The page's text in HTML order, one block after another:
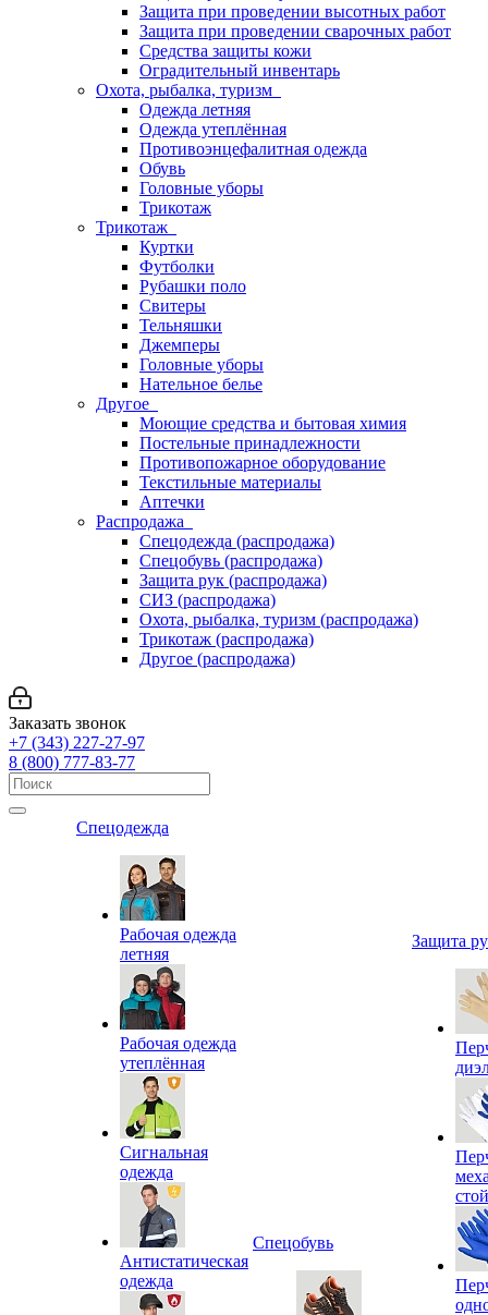
Защита при проведении высотных работ
Защита при проведении сварочных работ
Средства защиты кожи
Оградительный инвентарь
Охота, рыбалка, туризм
Одежда летняя
Одежда утеплённая
Противоэнцефалитная одежда
Обувь
Головные уборы
Трикотаж
Трикотаж
Куртки
Футболки
Рубашки поло
Свитеры
Тельняшки
Джемперы
Головные уборы
Нательное белье
Другое
Моющие средства и бытовая химия
Постельные принадлежности
Противопожарное оборудование
Текстильные материалы
Аптечки
Распродажа
Спецодежда (распродажа)
Спецобувь (распродажа)
Защита рук (распродажа)
СИЗ (распродажа)
Охота, рыбалка, туризм (распродажа)
Трикотаж (распродажа)
Другое (распродажа)
Заказать звонок
+7 (343) 227-27-97
8 (800) 777-83-77
Спецодежда
Рабочая одежда
летняя
Рабочая одежда
утеплённая
Сигнальная
одежда
Антистатическая
одежда
Спецобувь
Защита